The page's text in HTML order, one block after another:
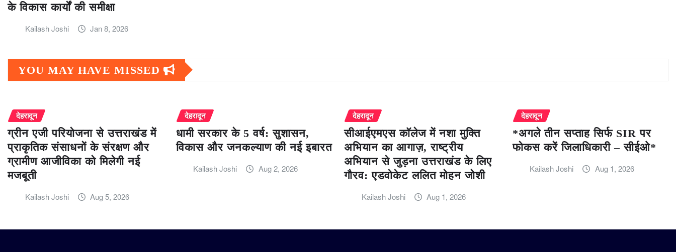
के विकास कार्यों की समीक्षा
Kailash Joshi Jan 8, 2026
YOU MAY HAVE MISSED
देहरादून
ग्रीन एजी परियोजना से उत्तराखंड में
प्राकृतिक संसाधनों के संरक्षण और
ग्रामीण आजीविका को मिलेगी नई
मजबूती
Kailash Joshi Aug 5, 2026
देहरादून
धामी सरकार के 5 वर्ष: सुशासन,
विकास और जनकल्याण की नई इबारत
Kailash Joshi Aug 2, 2026
देहरादून
सीआईएमएस कॉलेज में नशा मुक्ति
अभियान का आगाज़, राष्ट्रीय
अभियान से जुड़ना उत्तराखंड के लिए
गौरव: एडवोकेट ललित मोहन जोशी
Kailash Joshi Aug 1, 2026
देहरादून
*अगले तीन सप्ताह सिर्फ SIR पर
फोकस करें जिलाधिकारी – सीईओ*
Kailash Joshi Aug 1, 2026